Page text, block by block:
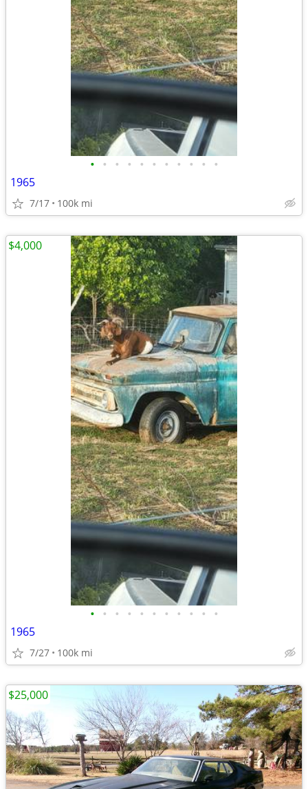
• • • • • • • • • • •
1965
7/17 100k mi
• • • • • • • • • • •
1965
7/27 100k mi
$4,000
$25,000